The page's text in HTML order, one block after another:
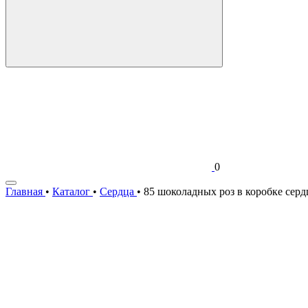
0
Главная • Каталог • Сердца • 85 шоколадных роз в коробке